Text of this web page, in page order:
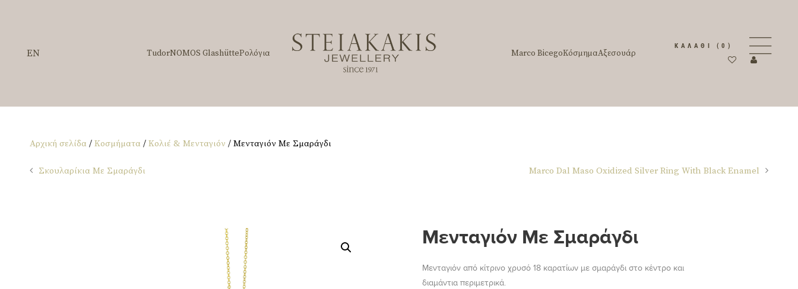
EN TudorNOMOS GlashütteΡολόγια Marco BicegoΚόσμημαΑξεσουάρ
ΚΑΛΆΘΙ (0)
Αρχική σελίδα / Κοσμήματα / Κολιέ & Μενταγιόν / Μενταγιόν Με Σμαράγδι
Σκουλαρίκια Με Σμαράγδι Marco Dal Maso Oxidized Silver Ring With Black Enamel
Μενταγιόν Με Σμαράγδι
Μενταγιόν από κίτρινο χρυσό 18 καρατίων με σμαράγδι στο κέντρο και
διαμάντια περιμετρικά.